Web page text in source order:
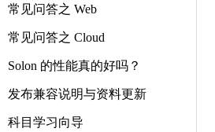
常见问答之 Web
常见问答之 Cloud
Solon 的性能真的好吗？
发布兼容说明与资料更新
科目学习向导